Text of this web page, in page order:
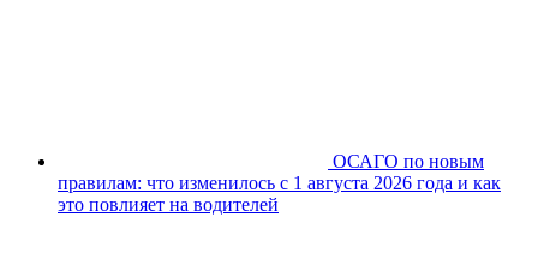
ОСАГО по новым
правилам: что изменилось с 1 августа 2026 года и как
это повлияет на водителей